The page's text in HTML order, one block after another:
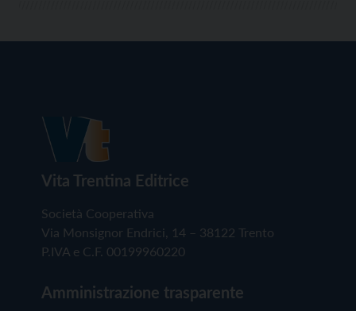
Vita Trentina Editrice
Società Cooperativa
Via Monsignor Endrici, 14 – 38122 Trento
P.IVA e C.F. 00199960220
Amministrazione trasparente